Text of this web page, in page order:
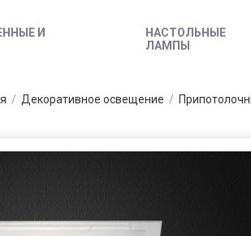
И
НАСТОЛЬНЫЕ
ЛАМПЫ
/ Декоративное освещение /